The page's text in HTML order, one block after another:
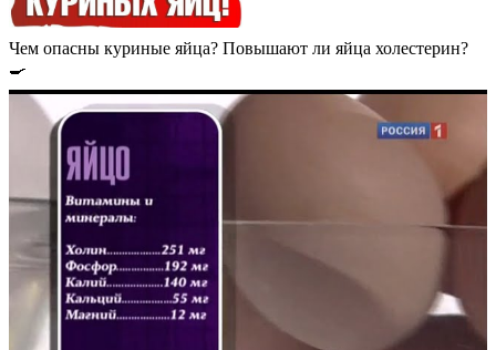
Чем опасны куриные яйца? Повышают ли яйца холестерин?
🍳